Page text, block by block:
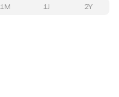
1M 1J 2Y